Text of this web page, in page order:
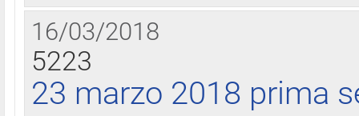
16/03/2018
5223
23 marzo 2018 prima